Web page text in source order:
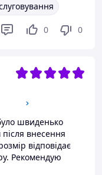
0 0
швиденько
внесення
відповідає
Рекомендую